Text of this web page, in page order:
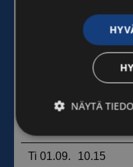
NÄYTÄ